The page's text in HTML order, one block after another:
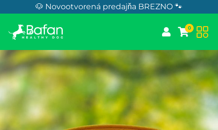
Skip to Content🐶 Novootvorená predajňa BREZNO 🐾
0